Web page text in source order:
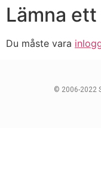
Lämna
Du måste vara
© 2006-2022